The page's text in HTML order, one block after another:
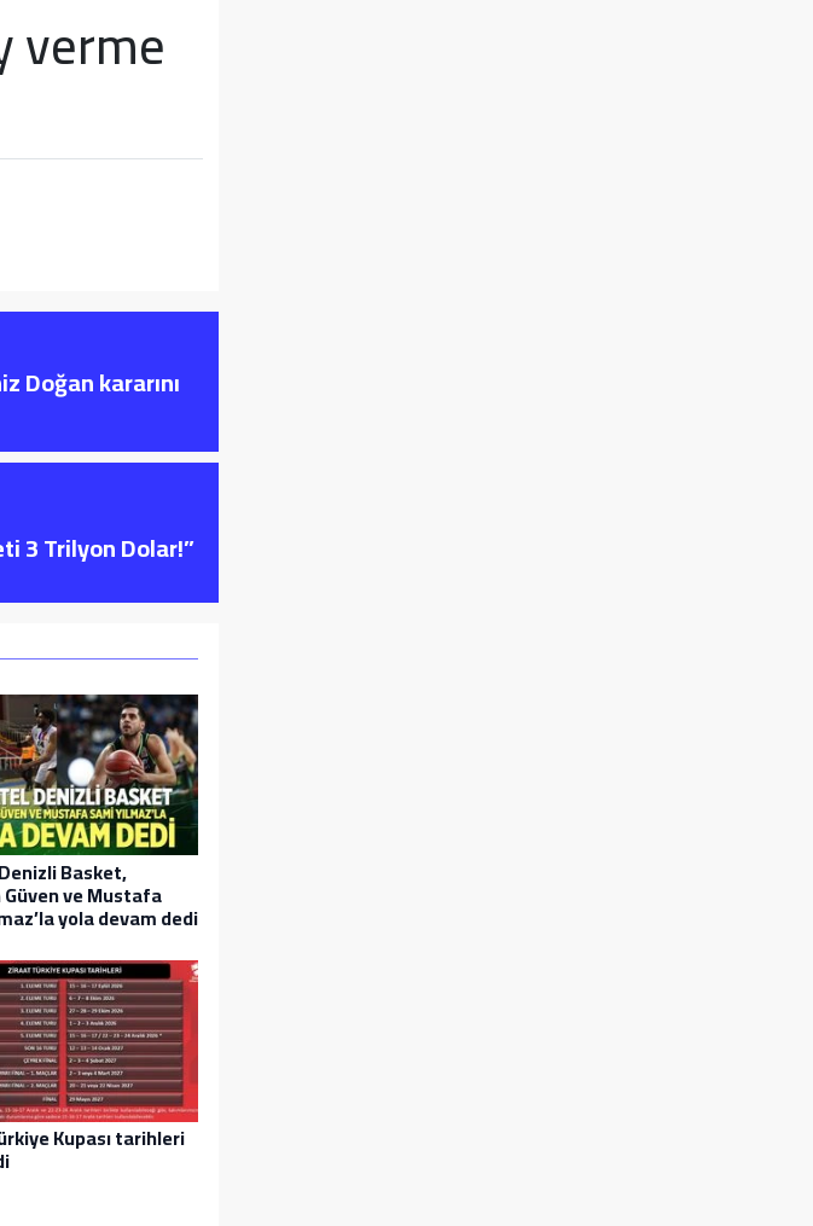
Doğan kararını
3 Trilyon Dolar!”
Basket,
ve Mustafa
yola devam dedi
Kupası tarihleri